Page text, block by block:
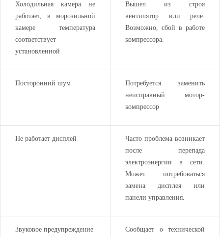
Холодильная камера не
работает, в морозильной
камере температура
соответствует
установленной
Вышел из строя
вентилятор или реле.
Возможно, сбой в работе
компрессора.
Посторонний шум
Потребуется заменить
неисправный мотор-
компрессор
Не работает дисплей
Часто проблема возникает
после перепада
электроэнергии в сети.
Может потребоваться
замена дисплея или
панели управления.
Звуковое предупреждение
Сообщает о технической